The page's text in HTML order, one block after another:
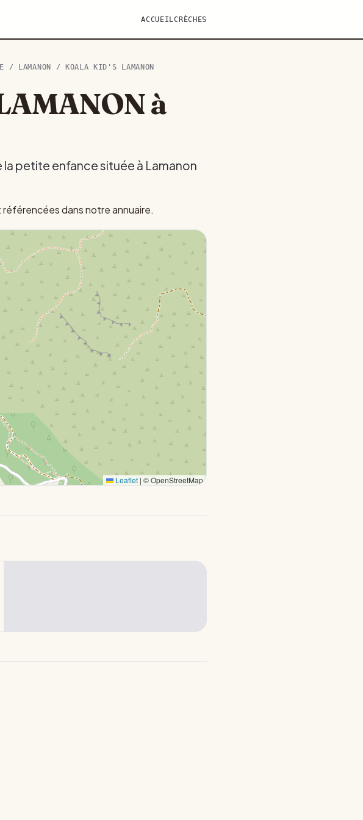
ACCUEILCRÈCHES
/ LAMANON / KOALA KID'S LAMANON
à
petite enfance située à Lamanon
dans notre annuaire.
Leaflet | © OpenStreetMap